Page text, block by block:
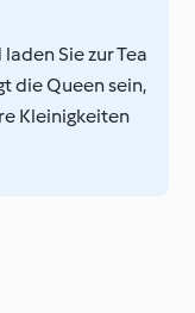
Sie zur Tea
die Queen sein,
Kleinigkeiten